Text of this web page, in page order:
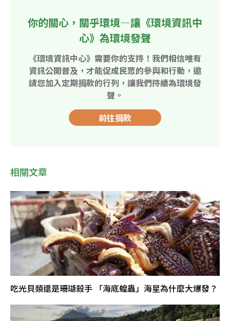
你的關心，關乎環境—讓《環境資訊中
心》為環境發聲
《環境資訊中心》需要你的支持！我們相信唯有
資訊公開普及，才能促成民眾的參與和行動，邀
請您加入定期捐款的行列，讓我們持續為環境發
聲。
前往捐款
相關文章
吃光貝類還是珊瑚殺手 「海底蝗蟲」海星為什麼大爆發？